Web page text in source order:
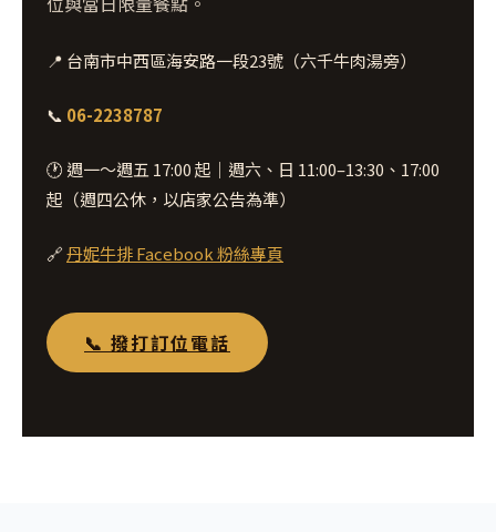
📍 台南市中西區海安路一段23號（六千牛肉湯旁）
📞 06-2238787
🕐 週一～週五 17:00 起｜週六、日 11:00–13:30、17:00
起（週四公休，以店家公告為準）
🔗丹妮牛排 Facebook 粉絲專頁
📞 撥打訂位電話